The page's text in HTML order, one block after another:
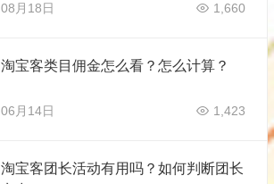
08月18日 1,660
淘宝客类目佣金怎么看？怎么计算？
06月14日 1,423
淘宝客团长活动有用吗？如何判断团长